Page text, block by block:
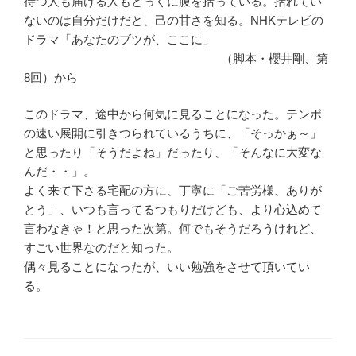
ないのは自分だけだと、己の甘さを知る。NHKテレビの
ドラマ「あなたのブツが、ここに」
（脚本・櫻井剛、第
8回）から
このドラマ、途中から何気に見ることになった。テンポ
の速い展開に引きつられているうちに、「そっかぁ～」
と思ったり「そうだよね」だったり、「そんなに大変な
んだ・・」。
よく来て下さる宅配の方に、丁寧に「ご苦労様、ありが
とう」、いつも言ってるつもりだけども、より心込めて
言わなきゃ！と思った次第。何でもそうだろうけれど、
すごい世界なのだと知った。
偶々見ることになったが、いい勉強をさせて頂いてい
る。